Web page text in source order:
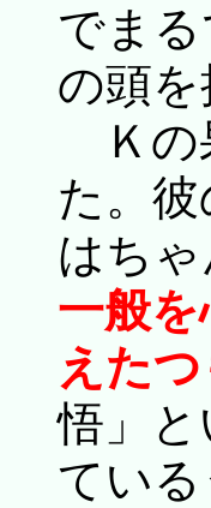
でま
の頭
Ｋの
た。
はち
一般
えた
悟」
てい